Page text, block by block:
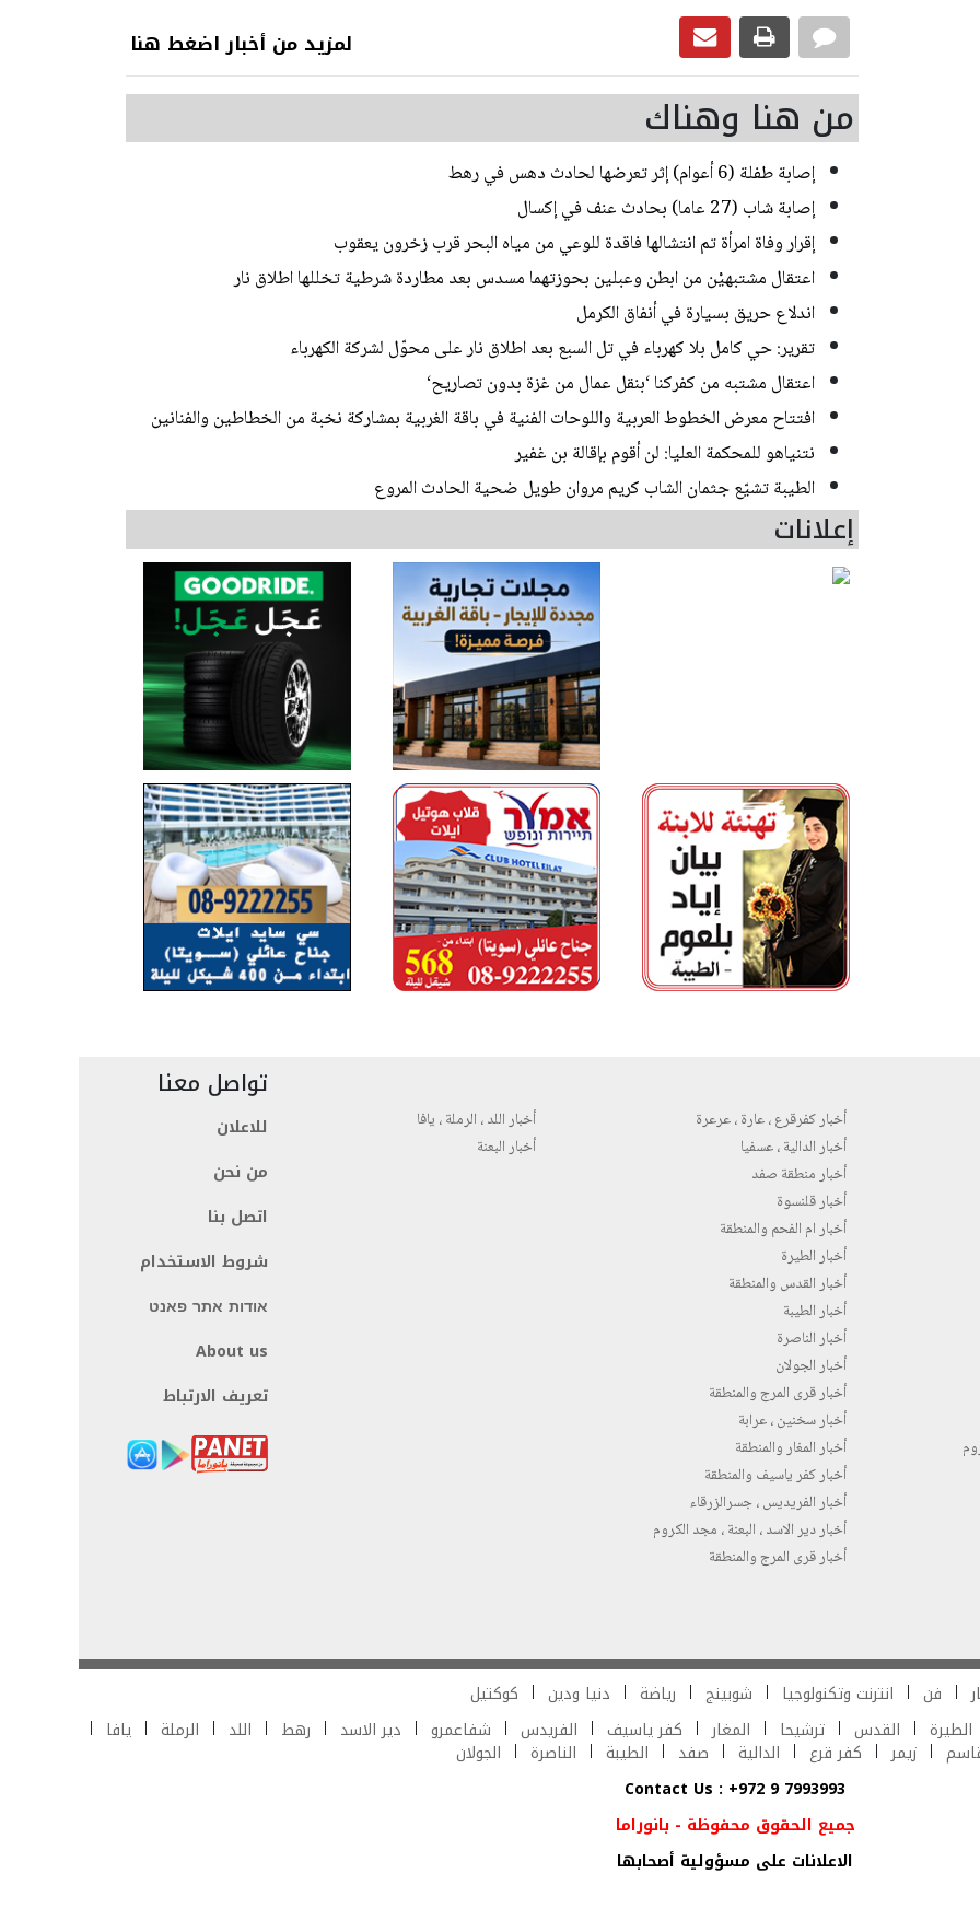
لمزيد من أخبار اضغط هنا
من هنا وهناك
إصابة طفلة (6 أعوام) إثر تعرضها لحادث دهس في رهط
إصابة شاب (27 عاما) بحادث عنف في إكسال
إقرار وفاة امرأة تم انتشالها فاقدة للوعي من مياه البحر قرب زخرون يعقوب
اعتقال مشتبهيْن من ابطن وعبلين بحوزتهما مسدس بعد مطاردة شرطية تخللها اطلاق نار
اندلاع حريق بسيارة في أنفاق الكرمل
تقرير: حي كامل بلا كهرباء في تل السبع بعد اطلاق نار على محوّل لشركة الكهرباء
اعتقال مشتبه من كفركنا ‘بنقل عمال من غزة بدون تصاريح‘
افتتاح معرض الخطوط العربية واللوحات الفنية في باقة الغربية بمشاركة نخبة من الخطاطين والفنانين
نتنياهو للمحكمة العليا: لن أقوم بإقالة بن غفير
الطيبة تشيّع جثمان الشاب كريم مروان طويل ضحية الحادث المروع
إعلانات
أخبار كفرقرع ، عارة ، عرعرة
أخبار الدالية ، عسفيا
أخبار منطقة صفد
أخبار قلنسوة
أخبار ام الفحم والمنطقة
أخبار الطيرة
أخبار القدس والمنطقة
أخبار الطيبة
أخبار الناصرة
أخبار الجولان
أخبار قرى المرج والمنطقة
أخبار سخنين ، عرابة
أخبار المغار والمنطقة
أخبار كفر ياسيف والمنطقة
أخبار الفريديس ، جسرالزرقاء
أخبار دير الاسد ، البعنة ، مجد الكروم
أخبار قرى المرج والمنطقة
أخبار اللد ، الرملة ، يافا
أخبار البعنة
تواصل معنا
للاعلان
من نحن
اتصل بنا
شروط الاستخدام
אודות אתר פאנט
About us
تعريف الارتباط
فن انترنت وتكنولوجيا شوبينج رياضة دنيا ودين
كوكتيل
الطيرة القدس ترشيحا المغار كفر ياسيف الفريدس شفاعمرو دير الاسد رهط اللد الرملة يافا
زيمر كفر قرع الدالية صفد الطيبة الناصرة
الجولان
Contact Us : +972 9 7993993
جميع الحقوق محفوظة - بانوراما
الاعلانات على مسؤولية أصحابها